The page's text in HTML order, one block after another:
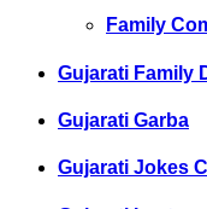
Family
Gujarati Family
Gujarati Garba
Gujarati Jokes